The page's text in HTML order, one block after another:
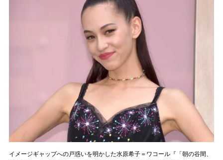
イメージギャップへの戸惑いを明かした水原希子＝ワコール『「朝の谷間、